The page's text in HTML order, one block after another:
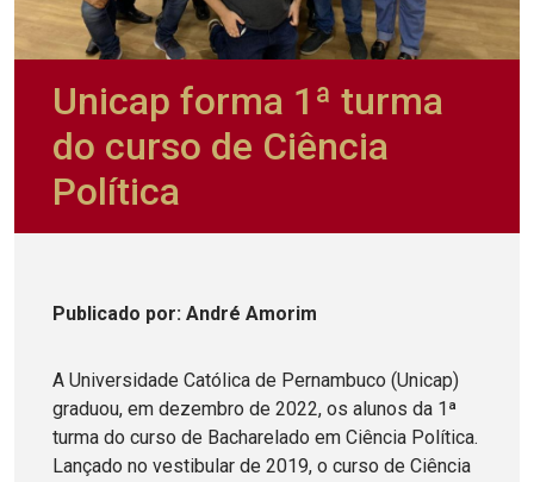
Unicap forma 1ª turma
do curso de Ciência
Política
Publicado por: André Amorim
A Universidade Católica de Pernambuco (Unicap)
graduou, em dezembro de 2022, os alunos da 1ª
turma do curso de Bacharelado em Ciência Política.
Lançado no vestibular de 2019, o curso de Ciência